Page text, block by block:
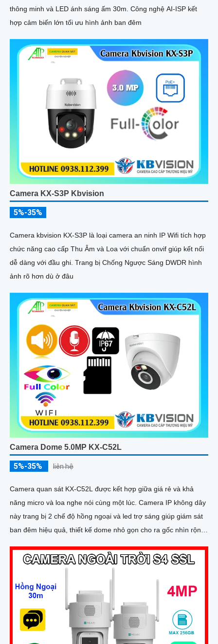
thông minh và LED ánh sáng ấm 30m. Công nghệ AI-ISP kết
hợp cảm biến lớn tối ưu hình ảnh ban đêm
Camera KX-S3P Kbvision
5%-35%
Camera kbvision KX-S3P là loại camera an ninh IP Wifi tích hợp
chức năng cao cấp Thu Âm và Loa với chuẩn onvif giúp kết nối
dễ dàng với đầu ghi. Trang bị Chống Ngược Sáng DWDR hình
ảnh rõ hơn dù ở đâu
Camera Dome 5.0MP KX-C52L
5%-35% liên hệ
Camera quan sát KX-C52L được kết hợp giữa giá rẻ và khả
năng micro và loa nghe nói cùng một lúc. Camera IP không dây
này trang bị 2 chế độ hồng ngoại và led trợ sáng giúp giám sát
ban đêm hiệu quả, thiết kế dome nhỏ gọn cho ra gốc nhìn rộng